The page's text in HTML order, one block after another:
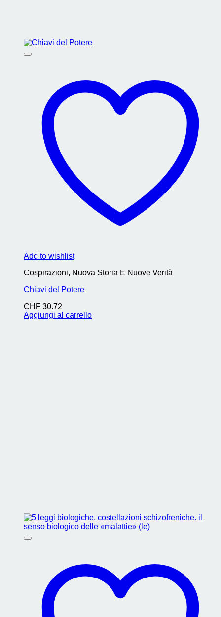
Add to wishlist
Cospirazioni, Nuova Storia E Nuove Verità
Chiavi del Potere
CHF 30.72
Aggiungi al carrello